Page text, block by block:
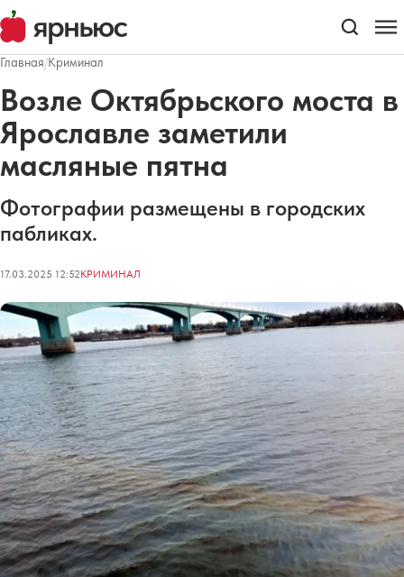
Главная/Криминал
Возле Октябрьского моста в
Ярославле заметили
масляные пятна
Фотографии размещены в городских
пабликах.
17.03.2025 12:52КРИМИНАЛ